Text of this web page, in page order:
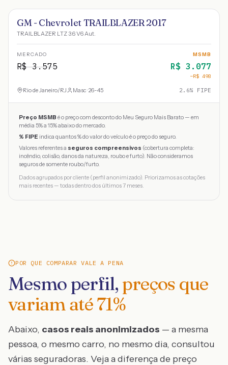
GM - Chevrolet TRAILBLAZER 2017
TRAILBLAZER LTZ 3.6 V6 Aut.
MERCADO
R$3.575
MSMB
R$ 3.077
−R$ 498
Rio de Janeiro/RJ Masc · 26-45 2.6% FIPE
Preço MSMB é o preço com desconto do Meu Seguro Mais Barato — em
média 5% a 15% abaixo do mercado.
% FIPE indica quantos % do valor do veículo é o preço do seguro.
Valores referentes a seguros compreensivos (cobertura completa:
incêndio, colisão, danos da natureza, roubo e furto). Não consideramos
seguros de somente roubo/furto.
Dados agrupados por cliente (perfil anonimizado). Priorizamos as cotações
mais recentes — todas dentro dos últimos 7 meses.
POR QUE COMPARAR VALE A PENA
Mesmo perfil, preços que
variam até71%
Abaixo, casos reais anonimizados — a mesma
pessoa, o mesmo carro, no mesmo dia, consultou
várias seguradoras. Veja a diferença de preço